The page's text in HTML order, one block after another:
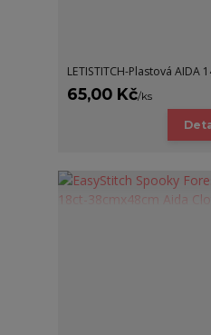
LETISTITCH-Plastová AIDA
65,00 Kč/ks